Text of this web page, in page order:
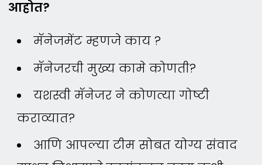
आहोत?
मॅनेजमेंट म्हणजे काय ?
मॅनेजरची मुख्य कामे कोणती?
यशस्वी मॅनेजर ने कोणत्या गोष्टी
कराव्यात?
आणि आपल्या टीम सोबत योग्य संवाद